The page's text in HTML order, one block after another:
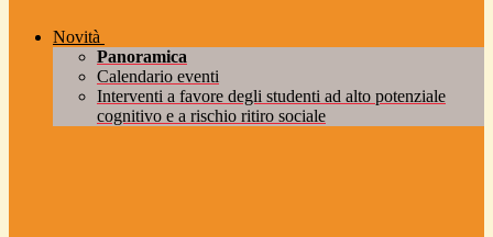
Novità
Panoramica
Calendario eventi
Interventi a favore degli studenti ad alto potenziale
cognitivo e a rischio ritiro sociale